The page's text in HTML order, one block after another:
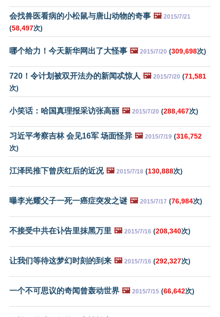
会找兽医看病的小松鼠与唐山动物的奇事 🖼️ 2015/7/21
(58,497次)
哪个给力！今天新华网出了大怪事 🖼️ 2015/7/20 (309,698次)
720！令计划被双开法办的新闻忒惊人 🖼️ 2015/7/20 (71,581
次)
小笑话：哈国真理报采访张高丽 🖼️ 2015/7/20 (288,467次)
习近平考察吉林 会见16军 场面怪异 🖼️ 2015/7/19 (316,752
次)
江泽民推下曾庆红后的近况 🖼️ 2015/7/18 (130,888次)
曝李光耀父子一死一癌症突发之谜 🖼️ 2015/7/17 (76,984次)
不接受中共在讣告里抹黑万里 🖼️ 2015/7/16 (208,340次)
让我们等待这梦幻时刻的到来 🖼️ 2015/7/16 (292,327次)
一个不可思议的奇闻曾轰动世界 🖼️ 2015/7/15 (66,642次)